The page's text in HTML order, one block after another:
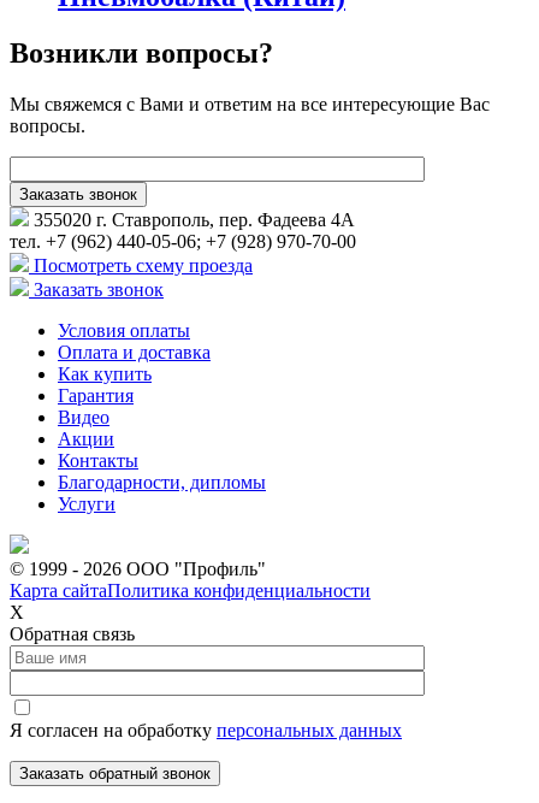
Возникли вопросы?
Мы свяжемся с Вами и ответим на все интересующие Вас
вопросы.
355020 г. Ставрополь, пер. Фадеева 4А
тел. +7 (962) 440-05-06; +7 (928) 970-70-00
Посмотреть схему проезда
Заказать звонок
Условия оплаты
Оплата и доставка
Как купить
Гарантия
Видео
Акции
Контакты
Благодарности, дипломы
Услуги
© 1999 - 2026 ООО "Профиль"
Карта сайтаПолитика конфиденциальности
Х
Обратная связь
Я согласен на обработку персональных данных